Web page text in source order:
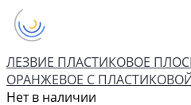
ЛЕЗВИЕ ПЛАСТИКОВОЕ
ОРАНЖЕВОЕ С
Нет в наличии